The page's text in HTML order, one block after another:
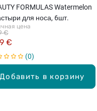
Добавить в корзину
FORMULAS Watermelon
для носа, 6шт.
цена
€
€
0